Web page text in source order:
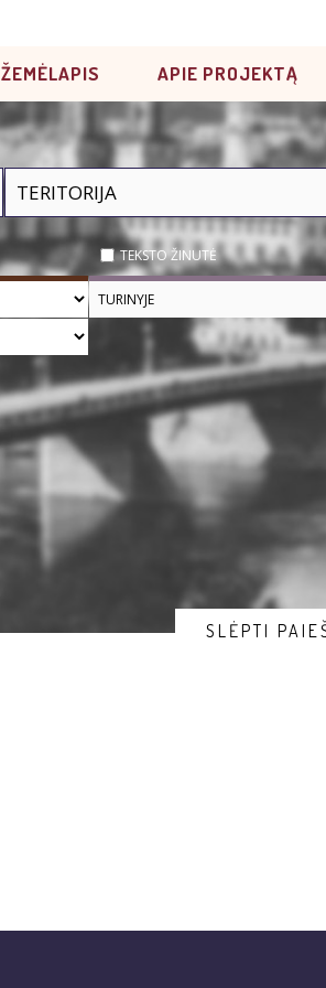
ŽEMĖLAPIS APIE PROJEKTĄ
TEKSTO ŽINUTĖ
SLĖPTI